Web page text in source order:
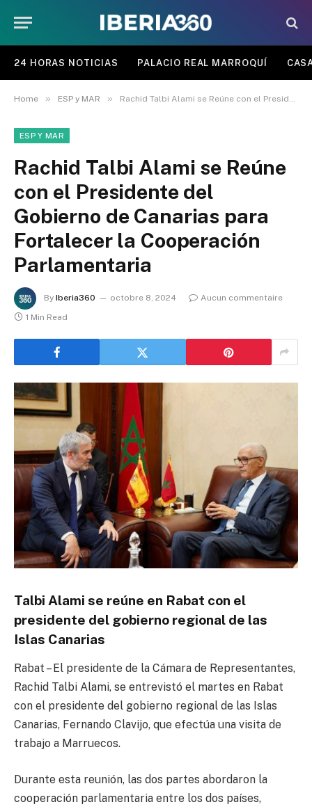
24 HORAS NOTICIAS PALACIO REAL MARROQUÍ
Home » ESP y MAR » Rachid Talbi Alami se Reúne con el Presidente del Gobierno de Canarias para Fortalecer la Cooperación Parlamentaria
ESP Y MAR
Rachid Talbi Alami se Reúne
con el Presidente del
Gobierno de Canarias para
Fortalecer la Cooperación
Parlamentaria
By Iberia360 octobre 8, 2024
Aucun commentaire
1 Min Read
Talbi Alami se reúne en Rabat con el
presidente del gobierno regional de las
Islas Canarias
Rabat – El presidente de la Cámara de Representantes,
Rachid Talbi Alami, se entrevistó el martes en Rabat
con el presidente del gobierno regional de las Islas
Canarias, Fernando Clavijo, que efectúa una visita de
trabajo a Marruecos.
Durante esta reunión, las dos partes abordaron la
cooperación parlamentaria entre los dos países,